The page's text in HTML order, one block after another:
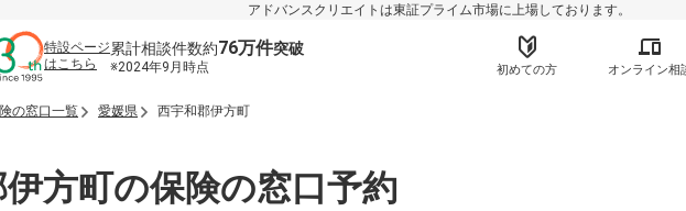
アドバンスクリエイトは東証プライム市場に上場しております。
特設ページ
はこちら
累計相談件数約76万件突破
※2024年9月時点 初めての方 オンライン相
の窓口一覧 愛媛県 西宇和郡伊方町
方町の保険の窓口予約